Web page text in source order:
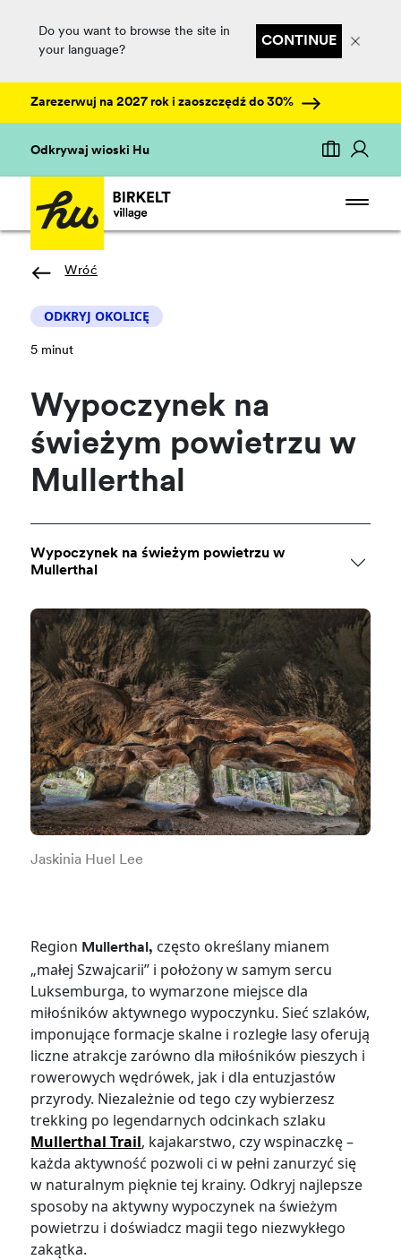
Do you want to browse the site in
your language?
CONTINUE
Zarezerwuj na 2027 rok i zaoszczędź do 30%
Odkrywaj wioski Hu
Wróć
ODKRYJ OKOLICĘ
5 minut
Wypoczynek na
świeżym powietrzu w
Mullerthal
Wypoczynek na świeżym powietrzu w
Mullerthal
Jaskinia Huel Lee
Region Mullerthal, często określany mianem
„małej Szwajcarii” i położony w samym sercu
Luksemburga, to wymarzone miejsce dla
miłośników aktywnego wypoczynku. Sieć szlaków,
imponujące formacje skalne i rozległe lasy oferują
liczne atrakcje zarówno dla miłośników pieszych i
rowerowych wędrówek, jak i dla entuzjastów
przyrody. Niezależnie od tego czy wybierzesz
trekking po legendarnych odcinkach szlaku
Mullerthal Trail, kajakarstwo, czy wspinaczkę –
każda aktywność pozwoli ci w pełni zanurzyć się
w naturalnym pięknie tej krainy. Odkryj najlepsze
sposoby na aktywny wypoczynek na świeżym
powietrzu i doświadcz magii tego niezwykłego
zakątka.